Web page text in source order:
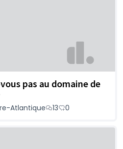
pas au domaine de
Atlantique 13 0